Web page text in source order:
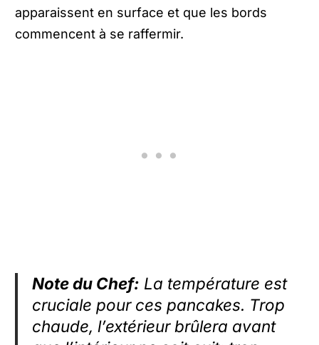
apparaissent en surface et que les bords
commencent à se raffermir.
Note du Chef: La température est
cruciale pour ces pancakes. Trop
chaude, l’extérieur brûlera avant